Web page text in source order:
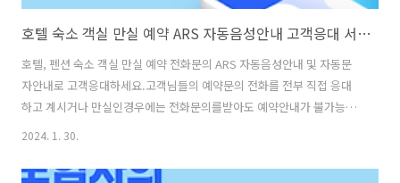
호텔 숙소 객실 만실 예약 ARS 자동음성안내 고객응대 서비스
호텔, 펜션 숙소 객실 만실 예약 전화문의 ARS 자동음성안내 및 자동문
자안내로 고객응대하세요.고객님들의 예약문의 전화를 전부 직접 응대
하고 계시거나 만실인경우에는 전화문의를받아도 예약안내가 불가능하
기때문에 만실인경우에는 직접 전화를 받지않고자동음성안내 및 자동발
스 (ARS 음성안내) 아톡비즈 ARS 서비스를 활용하여 기본적인 음성안내
2024. 1. 30.